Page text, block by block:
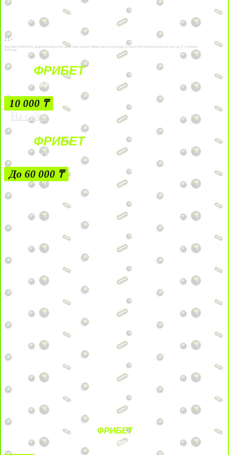
21+
Лицензии №24514359, выданной комитетом индустрии туризма Министерства культуры и спорта Республики Казахстан срок до 27 сентября
2034 года.
ФРИБЕТ
БЕЗ УСЛОВИЙ
10 000 ₸
На сайт
ФРИБЕТ
ЗА ДЕПОЗИТЫ
До 60 000 ₸
ФРИБЕТ
БЕЗ УСЛОВИЙ